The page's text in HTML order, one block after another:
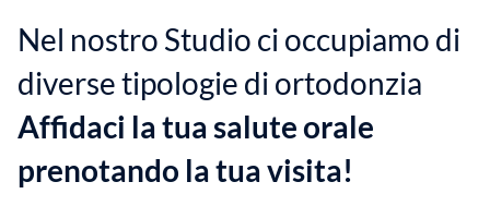
Nel nostro Studio ci occupiamo di
diverse tipologie di ortodonzia
Affidaci la tua salute orale
prenotando la tua visita!